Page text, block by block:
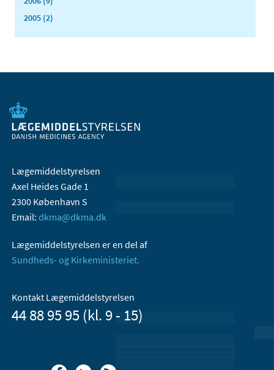
2005 (2)
Lægemiddelstyrelsen
Axel Heides Gade 1
2300 København S
Email: dkma@dkma.dk
Lægemiddelstyrelsen er en del af
Sundheds- og Kirkeministeriet.
Kontakt Lægemiddelstyrelsen
44 88 95 95 (kl. 9 - 15)